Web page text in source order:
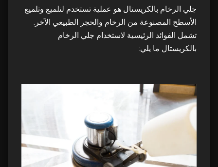
26 8.2. تلميع الرخام في أبوظبي: ضرورة
27
9. قم بتحسين مظهر الرخام باستخدام Top H
Clean
29
9.2. خدمات تنظيف الرخام الاحترافية: ما وراء جمال
الأسطح
10. ارفع مستوى الجمالية لديك باستخدام Top H
جلي الرخام بالكريستال هو عملية تستخدم لتلميع وتلميع
الأسطح المصنوعة من الرخام والحجر الطبيعي الآخر.
تشمل الفوائد الرئيسية لاستخدام جلي الرخام
بالكريستال ما يلي: